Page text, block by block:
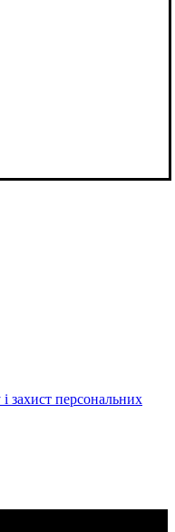
захист персональних